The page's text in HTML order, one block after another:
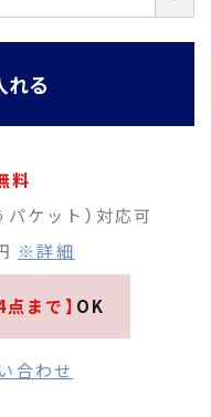
必
れる
料
パケット）対応可
※詳細
まで】 OK
合わせ